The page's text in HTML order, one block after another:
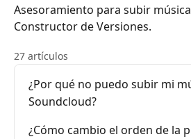
Asesoramiento para subir
Constructor de Versiones.
27 artículos
¿Por qué no puedo subir mi
Soundcloud?
¿Cómo cambio el orden de la